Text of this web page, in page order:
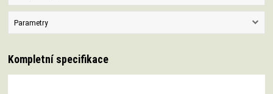
Parametry
Kompletní specifikace